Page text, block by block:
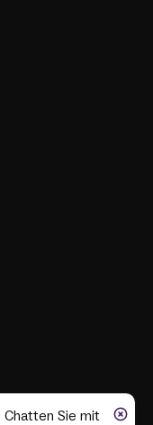
Chatten Sie mit